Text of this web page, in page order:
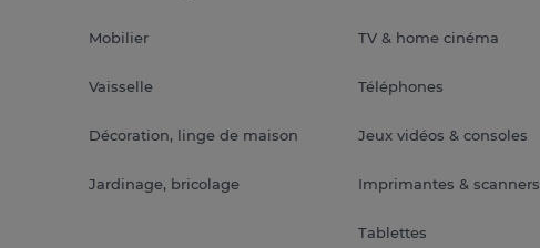
Mobilier
Vaisselle
Décoration, linge de maison
Jardinage, bricolage
TV & home cinéma
Téléphones
Jeux vidéos & consoles
Imprimantes & scanners
Tablettes